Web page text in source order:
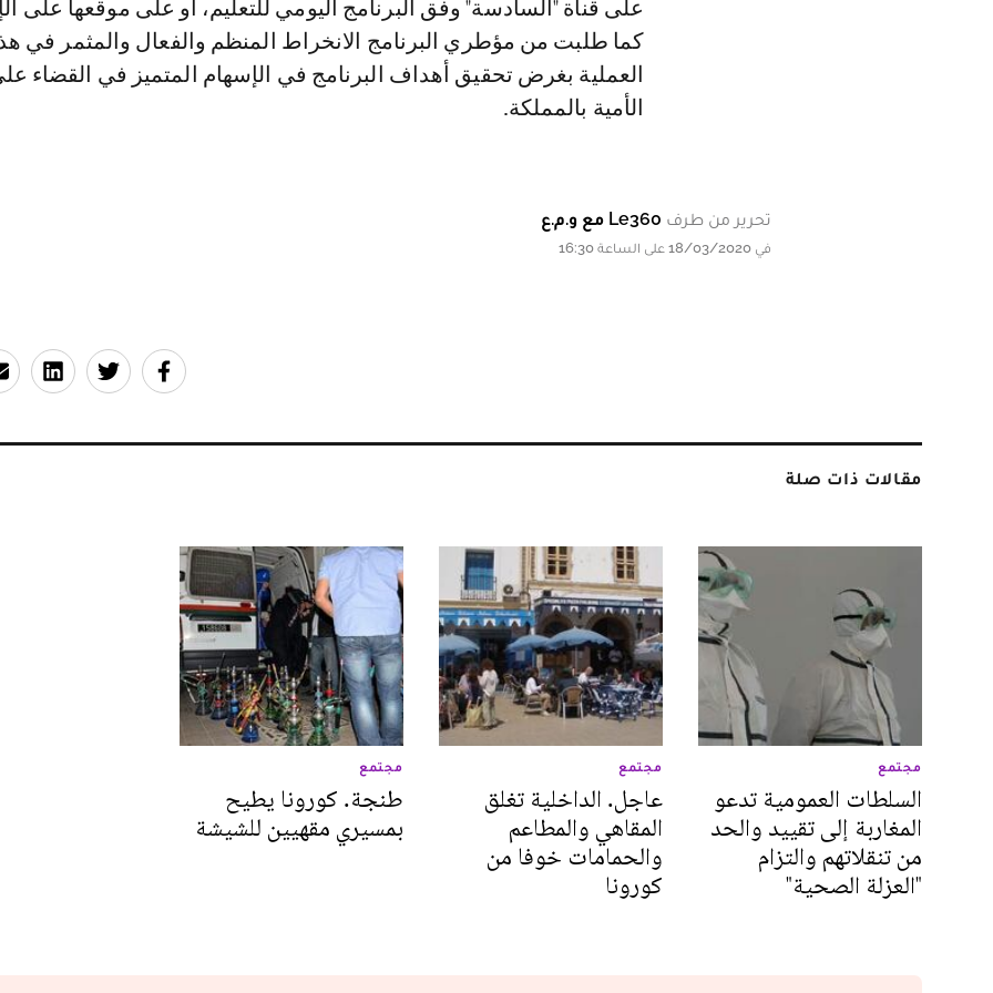
على قناة "السادسة" وفق البرنامج اليومي للتعليم، أو على موقعها على
كما طلبت من مؤطري البرنامج الانخراط المنظم والفعال والمثمر في
العملية بغرض تحقيق أهداف البرنامج في الإسهام المتميز في القضاء
الأمية بالمملكة.
تحرير من طرف Le360 مع و.م.ع
في 18/03/2020 على الساعة 16:30
مقالات ذات صلة
مجتمع
السلطات العمومية تدعو
المغاربة إلى تقييد والحد
من تنقلاتهم والتزام
"العزلة الصحية"
مجتمع
عاجل. الداخلية تغلق
المقاهي والمطاعم
والحمامات خوفا من
كورونا
مجتمع
طنجة. كورونا يطيح
بمسيري مقهيين للشيشة